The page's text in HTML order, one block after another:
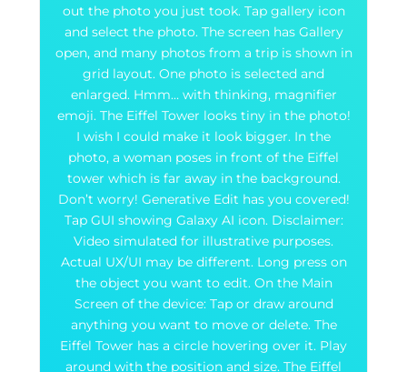
out the photo you just took. Tap gallery icon
and select the photo. The screen has Gallery
open, and many photos from a trip is shown in
grid layout. One photo is selected and
enlarged. Hmm… with thinking, magnifier
emoji. The Eiffel Tower looks tiny in the photo!
I wish I could make it look bigger. In the
photo, a woman poses in front of the Eiffel
tower which is far away in the background.
Don’t worry! Generative Edit has you covered!
Tap GUI showing Galaxy AI icon. Disclaimer:
Video simulated for illustrative purposes.
Actual UX/UI may be different. Long press on
the object you want to edit. On the Main
Screen of the device: Tap or draw around
anything you want to move or delete. The
Eiffel Tower has a circle hovering over it. Play
around with the position and size. The Eiffel